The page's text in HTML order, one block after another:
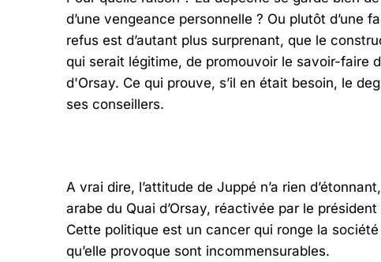
d’une vengeance personnelle ? Ou plutôt d’une
refus est d’autant plus surprenant, que le
qui serait légitime, de promouvoir le savoir-faire
d'Orsay. Ce qui prouve, s’il en était besoin, le
ses conseillers.
A vrai dire, l’attitude de Juppé n’a rien
arabe du Quai d’Orsay, réactivée par le
Cette politique est un cancer qui ronge la
qu’elle provoque sont incommensurables.